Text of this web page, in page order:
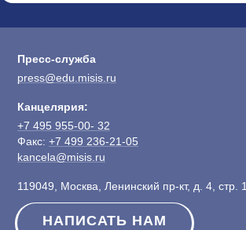
Пресс-служба
press@edu.misis.ru
Канцелярия:
+7 495 955-00- 32
Факс: +7 499 236-21-05
kancela@misis.ru
119049, Москва, Ленинский пр-кт, д. 4, стр. 1
НАПИСАТЬ НАМ